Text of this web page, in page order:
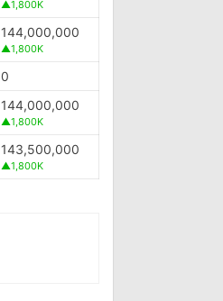
▲1,800K
144,000,000
▲1,800K
0
144,000,000
▲1,800K
143,500,000
▲1,800K